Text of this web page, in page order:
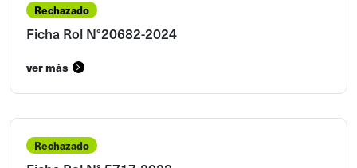
Rechazado
Ficha Rol N°20682-2024
ver más
Rechazado